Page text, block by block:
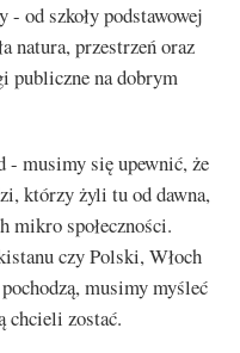
- od szkoły podstawowej
natura, przestrzeń oraz
publiczne na dobrym
- musimy się upewnić, że
którzy żyli tu od dawna,
mikro społeczności.
czy Polski, Włoch
musimy myśleć
chcieli zostać.